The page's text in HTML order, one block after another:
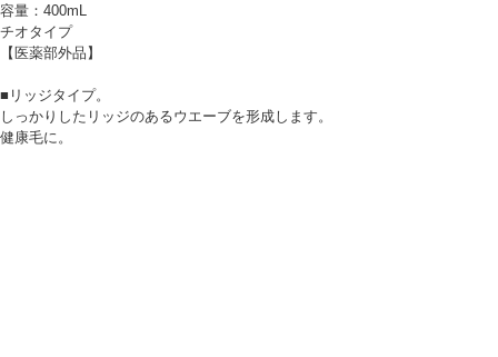
容量：400mL
チオタイプ
【医薬部外品】
■リッジタイプ。
しっかりしたリッジのあるウエーブを形成します。
健康毛に。